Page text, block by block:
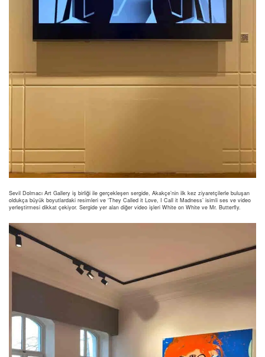
Sevil Dolmacı Art Gallery iş birliği ile gerçekleşen sergide, Akakçe’nin ilk kez ziyaretçilerle buluşan
oldukça büyük boyutlardaki resimleri ve ‘They Called it Love, I Call it Madness’ isimli ses ve video
yerleştirmesi dikkat çekiyor. Sergide yer alan diğer video işleri White on White ve Mr. Butterfly.